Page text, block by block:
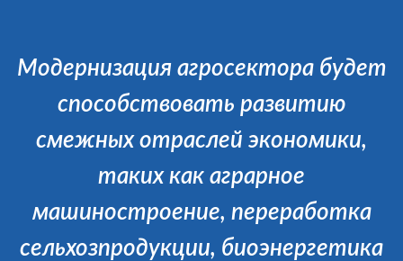
Модернизация агросектора будет
способствовать развитию
смежных отраслей экономики,
таких как аграрное
машиностроение, переработка
сельхозпродукции, биоэнергетика